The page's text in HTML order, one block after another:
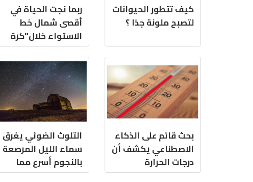
كيف تتطور الحيوانات
لتصبح ملونة جدًا ؟
ربما نجت الحياة في
أقصى شمال خط
الاستواء خلال"كرة
ثلج الأرض" "Snowball
Earth"
بحث قائم على الذكاء
الاصطناعي يكشف أن
درجات الحرارة
الشديدة تغذي خطاب
التلوث الضوئي يغرق
سماء الليل المرصعة
بالنجوم أسرع مما
كان يعتقد